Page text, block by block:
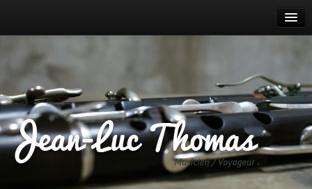
HOME
TOUR DATES
PROJECTS
BIOGRAPHY
DISCOGRAPHY